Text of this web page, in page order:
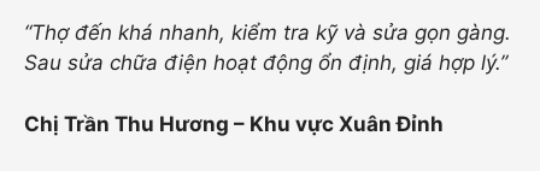
“Thợ đến khá nhanh, kiểm tra kỹ và sửa gọn gàng.
Sau sửa chữa điện hoạt động ổn định, giá hợp lý.”
Chị Trần Thu Hương – Khu vực Xuân Đỉnh